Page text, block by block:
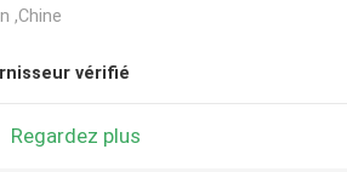
,Chine
vérifié
Regardez plus